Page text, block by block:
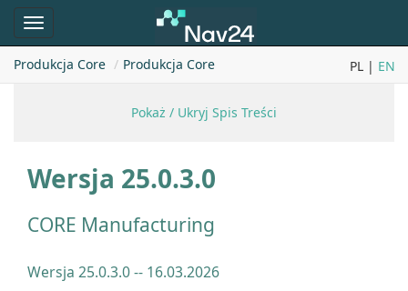
Toggle
navigation
Produkcja Core
Produkcja Core PL | EN
Pokaż / Ukryj Spis Treści
Wersja 25.0.3.0
CORE Manufacturing
Wersja 25.0.3.0 -- 16.03.2026